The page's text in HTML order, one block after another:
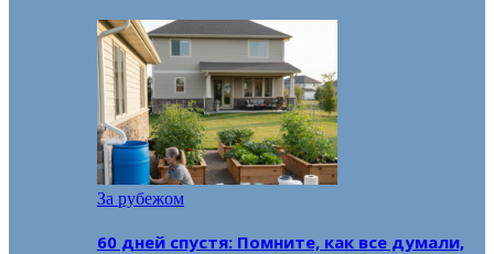
За рубежом
60 дней спустя: Помните, как все думали,